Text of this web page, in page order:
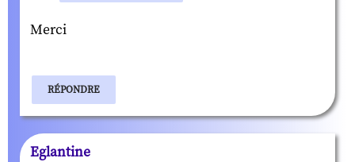
Merci
RÉPONDRE
Eglantine